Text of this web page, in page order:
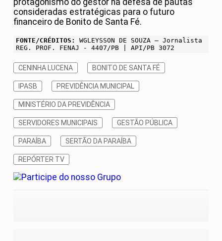
protagonismo do gestor na defesa de pautas
consideradas estratégicas para o futuro
financeiro de Bonito de Santa Fé.
FONTE/CRÉDITOS:
WGLEYSSON DE SOUZA – Jornalista
REG. PROF. FENAJ - 4407/PB | API/PB 3072
CENINHA LUCENA BONITO DE SANTA FÉ
IPASB PREVIDÊNCIA MUNICIPAL
MINISTÉRIO DA PREVIDÊNCIA
SERVIDORES MUNICIPAIS GESTÃO PÚBLICA
PARAÍBA SERTÃO DA PARAÍBA
REPÓRTER TV